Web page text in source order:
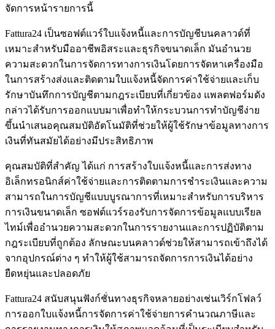
จัดการหน้ารายการนี้
Fattura24 เป็นซอฟต์แวร์ใบแจ้งหนี้และการบัญชีบนคลาวด์ที่
เหมาะสำหรับมืออาชีพอิสระและธุรกิจขนาดเล็ก มันอำนวย
ความสะดวกในการจัดการทางการเงินโดยการจัดหาเครื่องมือ
ในการสร้างส่งและติดตามใบแจ้งหนี้จัดการค่าใช้จ่ายและเก็บ
รักษาบันทึกการบัญชีตามกฎระเบียบที่เกี่ยวข้อง แพลตฟอร์มดัง
กล่าวได้รับการออกแบบมาเพื่อทำให้กระบวนการทำบัญชีง่าย
ขึ้นนำเสนอคุณสมบัติอัตโนมัติที่ช่วยให้ผู้ใช้รักษาข้อมูลทางการ
เงินที่ทันสมัยได้อย่างมีประสิทธิภาพ
คุณสมบัติที่สำคัญ ได้แก่ การสร้างใบแจ้งหนี้และการส่งทาง
อิเล็กทรอนิกส์ค่าใช้จ่ายและการติดตามการชำระเงินและความ
สามารถในการบัญชีแบบบูรณาการที่เหมาะสำหรับการบริหาร
การเงินขนาดเล็ก ซอฟต์แวร์รองรับการจัดการข้อมูลแบบเรียล
ไทม์เพื่ออำนวยความสะดวกในการรายงานและการปฏิบัติตาม
กฎระเบียบที่ถูกต้อง ลักษณะบนคลาวด์ช่วยให้สามารถเข้าถึงได้
จากอุปกรณ์ต่าง ๆ ทำให้ผู้ใช้สามารถจัดการการเงินได้อย่าง
ยืดหยุ่นและปลอดภัย
Fattura24 สนับสนุนฟังก์ชั่นทางธุรกิจหลายอย่างเช่นเวิร์กโฟลว์
การออกใบแจ้งหนี้การจัดการค่าใช้จ่ายการคำนวณภาษีและ